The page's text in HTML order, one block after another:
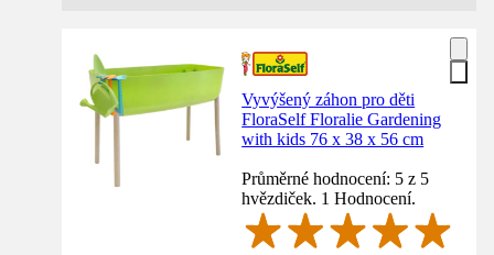
Vyvýšený záhon pro děti
FloraSelf Floralie Gardening
with kids 76 x 38 x 56 cm
Průměrné hodnocení: 5 z 5
hvězdiček. 1 Hodnocení.